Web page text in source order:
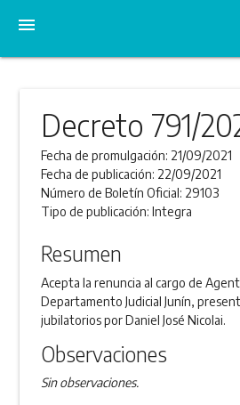
menu
Decreto 791/
Fecha de promulgación: 21/09/2021
Fecha de publicación: 22/09/2021
Número de Boletín Oficial: 29103
Tipo de publicación:Integra
Resumen
Acepta la renuncia al cargo de
Departamento Judicial Junín,
jubilatorios por Daniel José Nicolai.
Observaciones
Sin observaciones.